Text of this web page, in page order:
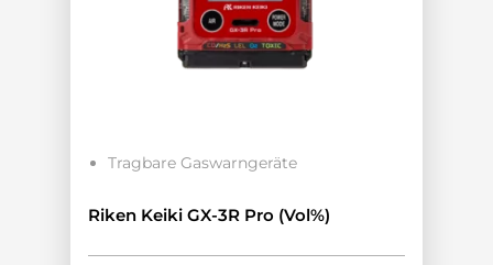
Tragbare Gaswarngeräte
Riken Keiki GX-3R Pro (Vol%)